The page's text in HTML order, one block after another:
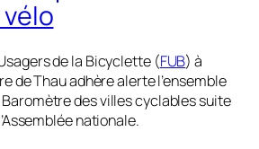
de la Bicyclette (FUB) à
de Thau adhère alerte l’ensemble
des villes cyclables suite
nationale.